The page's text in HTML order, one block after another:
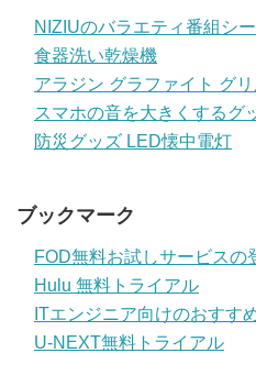
NIZIUのバラエティ番組シ
食器洗い乾燥機
アラジン グラファイト グ
スマホの音を大きくするグ
防災グッズ LED懐中電灯
ブックマーク
FOD無料お試しサービスの
Hulu 無料トライアル
ITエンジニア向けのおすす
U-NEXT無料トライアル